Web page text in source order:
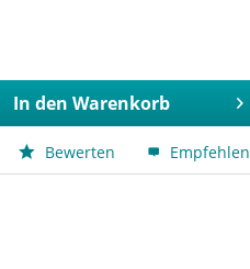
In den Warenkorb
Bewerten Empfehlen